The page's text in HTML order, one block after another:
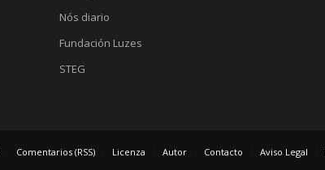
Nós diario
Fundación Luzes
STEG
Comentarios (RSS) Licenza Autor Contacto Aviso Legal